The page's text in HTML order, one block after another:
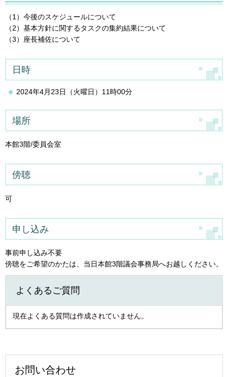
（1）今後のスケジュールについて
（2）基本方針に関するタスクの集約結果について
（3）座長補佐について
日時
2024年4月23日（火曜日）11時00分
場所
本館3階/委員会室
傍聴
可
申し込み
事前申し込み不要
傍聴をご希望のかたは、当日本館3階議会事務局へお越しください。
よくあるご質問
現在よくある質問は作成されていません。
お問い合わせ